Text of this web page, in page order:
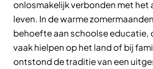
onlosmakelijk verbonden met het
leven. In de warme
behoefte aan schoolse educatie,
vaak hielpen op het land of bij
ontstond de traditie van een